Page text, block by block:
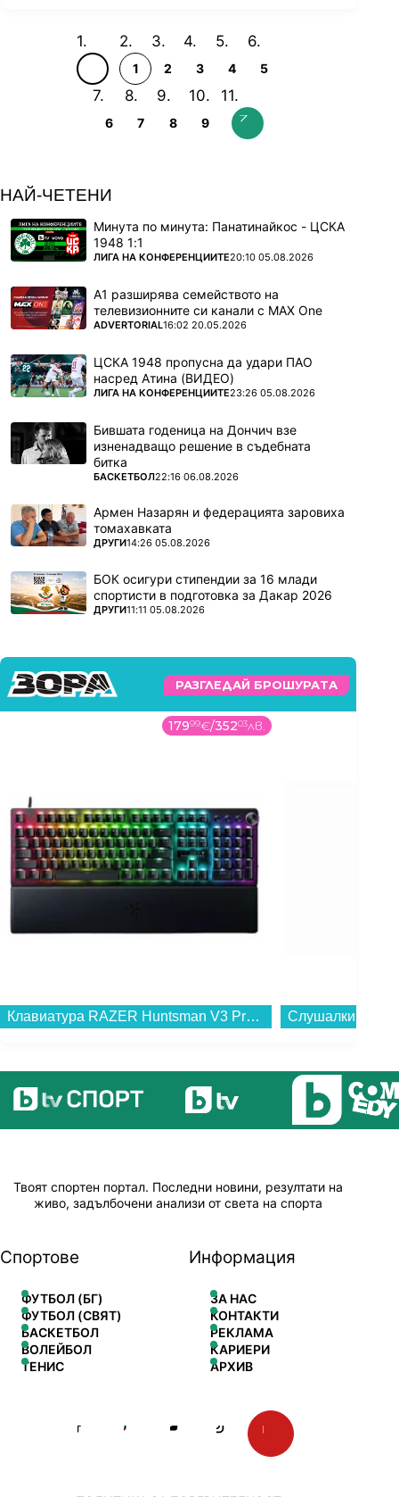
1 2 3 4 5
6 7 8 9
НАЙ-ЧЕТЕНИ
Минута по минута: Панатинайкос - ЦСКА
1948 1:1
ПОВЕЧЕ ОТ
ЛИГА НА КОНФЕРЕНЦИИТЕ20:10 05.08.2026
А1 разширява семейството на
телевизионните си канали с MAX One
ПОВЕЧЕ ОТ
ADVERTORIAL16:02 20.05.2026
ЦСКА 1948 пропусна да удари ПАО
насред Атина (ВИДЕО)
ПОВЕЧЕ ОТ
ЛИГА НА КОНФЕРЕНЦИИТЕ23:26 05.08.2026
Бившата годеница на Дончич взе
изненадващо решение в съдебната
битка
ПОВЕЧЕ ОТ
БАСКЕТБОЛ22:16 06.08.2026
Армен Назарян и федерацията заровиха
томахавката
ПОВЕЧЕ ОТ
ДРУГИ14:26 05.08.2026
БОК осигури стипендии за 16 млади
спортисти в подготовка за Дакар 2026
ПОВЕЧЕ ОТ
ДРУГИ11:11 05.08.2026
РАЗГЛЕДАЙ БРОШУРАТА
17999€/35203лв.
Клавиатура RAZER Huntsman V3 Pro RZ03-04970100-R3M1...
Твоят спортен портал. Последни новини, резултати на
живо, задълбочени анализи от света на спорта
Спортове
ФУТБОЛ (БГ)
ФУТБОЛ (СВЯТ)
БАСКЕТБОЛ
ВОЛЕЙБОЛ
ТЕНИС
Информация
ЗА НАС
КОНТАКТИ
РЕКЛАМА
КАРИЕРИ
АРХИВ